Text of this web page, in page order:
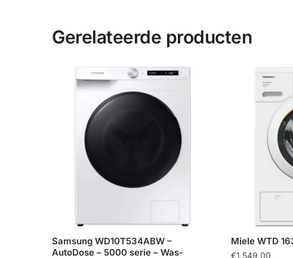
Gerelateerde producten
Samsung WD10T534ABW –
AutoDose – 5000 serie – Was-
Miele WTD
€1.549,00